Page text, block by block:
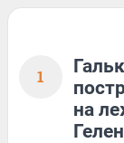
1
на